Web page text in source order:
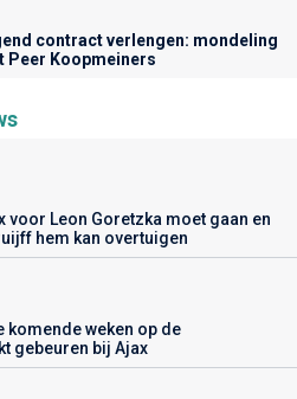
contract verlengen: mondeling
Peer Koopmeiners
voor Leon Goretzka moet gaan en
hem kan overtuigen
komende weken op de
gebeuren bij Ajax